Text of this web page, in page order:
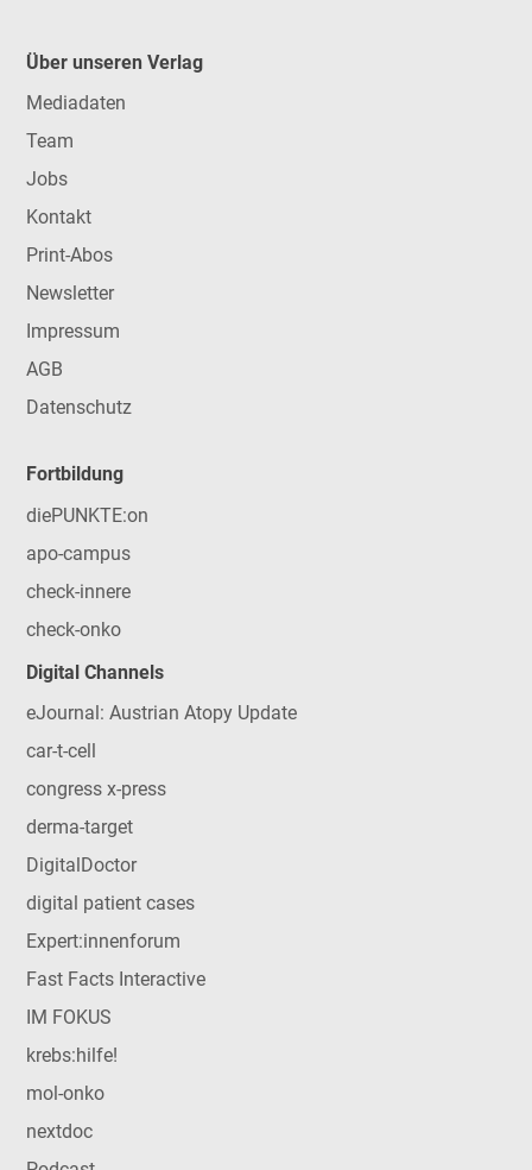
Über unseren Verlag
Mediadaten
Team
Jobs
Kontakt
Print-Abos
Newsletter
Impressum
AGB
Datenschutz
Fortbildung
diePUNKTE:on
apo-campus
check-innere
check-onko
Digital Channels
eJournal: Austrian Atopy Update
car-t-cell
congress x-press
derma-target
DigitalDoctor
digital patient cases
Expert:innenforum
Fast Facts Interactive
IM FOKUS
krebs:hilfe!
mol-onko
nextdoc